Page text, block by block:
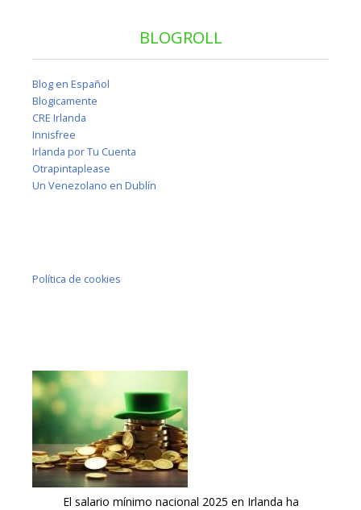
BLOGROLL
Blog en Español
Blogicamente
CRE Irlanda
Innisfree
Irlanda por Tu Cuenta
Otrapintaplease
Un Venezolano en Dublín
Política de cookies
El salario mínimo nacional 2025 en Irlanda ha